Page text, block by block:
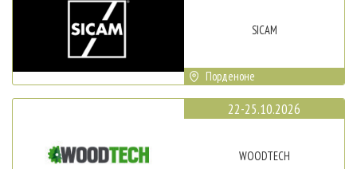
SICAM
Порденоне
22-25.10.2026
WOODTECH